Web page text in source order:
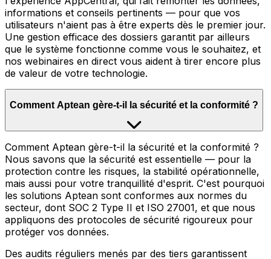
informations et conseils pertinents — pour que vos
utilisateurs n'aient pas à être experts dès le premier jour.
Une gestion efficace des dossiers garantit par ailleurs
que le système fonctionne comme vous le souhaitez, et
nos webinaires en direct vous aident à tirer encore plus
de valeur de votre technologie.
Comment Aptean gère-t-il la sécurité et la conformité ?
Comment Aptean gère-t-il la sécurité et la conformité ?
Nous savons que la sécurité est essentielle — pour la
protection contre les risques, la stabilité opérationnelle,
mais aussi pour votre tranquillité d'esprit. C'est pourquoi
les solutions Aptean sont conformes aux normes du
secteur, dont SOC 2 Type II et ISO 27001, et que nous
appliquons des protocoles de sécurité rigoureux pour
protéger vos données.
Des audits réguliers menés par des tiers garantissent